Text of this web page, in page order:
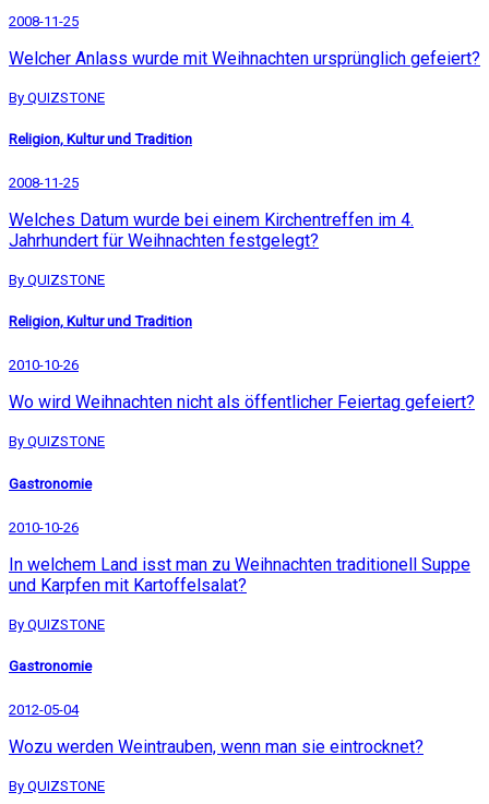
2008-11-25
Welcher Anlass wurde mit Weihnachten ursprünglich gefeiert?
By QUIZSTONE
Religion, Kultur und Tradition
2008-11-25
Welches Datum wurde bei einem Kirchentreffen im 4.
Jahrhundert für Weihnachten festgelegt?
By QUIZSTONE
Religion, Kultur und Tradition
2010-10-26
Wo wird Weihnachten nicht als öffentlicher Feiertag gefeiert?
By QUIZSTONE
Gastronomie
2010-10-26
In welchem Land isst man zu Weihnachten traditionell Suppe
und Karpfen mit Kartoffelsalat?
By QUIZSTONE
Gastronomie
2012-05-04
Wozu werden Weintrauben, wenn man sie eintrocknet?
By QUIZSTONE